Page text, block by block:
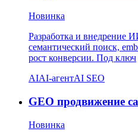
Новинка
Разработка и внедрение
семантический поиск,
рост конверсии. Под ключ
AIAI-агентAI SEO
GEO продвижение
Новинка